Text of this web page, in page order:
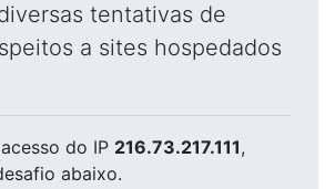
tentativas de
a sites hospedados
do IP 216.73.217.111,
abaixo.